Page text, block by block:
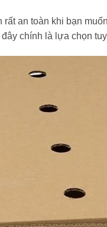
an toàn khi bạn
chính là lựa chọn